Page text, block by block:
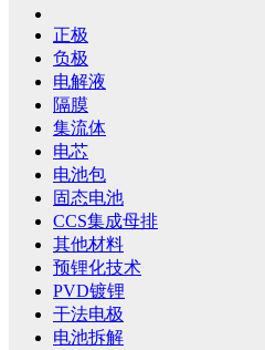
正极
负极
电解液
隔膜
集流体
电芯
电池包
固态电池
CCS集成母排
其他材料
预锂化技术
PVD镀锂
干法电极
电池拆解